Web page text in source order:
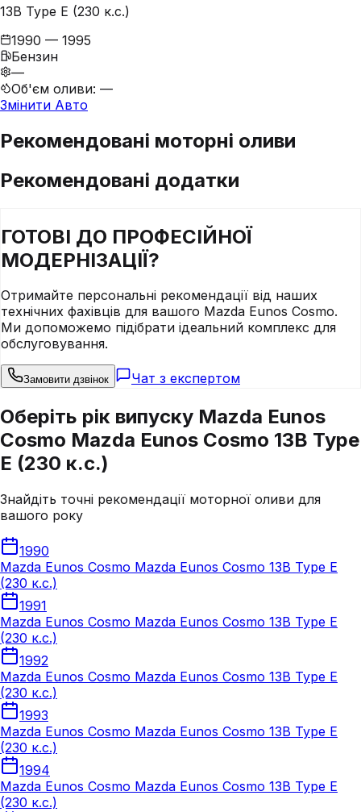
13B Type E (230 к.с.)
1990 — 1995
Бензин
—
Об'єм оливи: —
Змінити Авто
Рекомендовані моторні оливи
Рекомендовані додатки
ГОТОВІ ДО ПРОФЕСІЙНОЇ
МОДЕРНІЗАЦІЇ?
Отримайте персональні рекомендації від наших
технічних фахівців для вашого Mazda Eunos Cosmo.
Ми допоможемо підібрати ідеальний комплекс для
обслуговування.
Замовити дзвінок Чат з експертом
Оберіть рік випуску Mazda Eunos
Cosmo Mazda Eunos Cosmo 13B Type
E (230 к.с.)
Знайдіть точні рекомендації моторної оливи для
вашого року
1990
Mazda Eunos Cosmo Mazda Eunos Cosmo 13B Type E
(230 к.с.)
1991
Mazda Eunos Cosmo Mazda Eunos Cosmo 13B Type E
(230 к.с.)
1992
Mazda Eunos Cosmo Mazda Eunos Cosmo 13B Type E
(230 к.с.)
1993
Mazda Eunos Cosmo Mazda Eunos Cosmo 13B Type E
(230 к.с.)
1994
Mazda Eunos Cosmo Mazda Eunos Cosmo 13B Type E
(230 к.с.)